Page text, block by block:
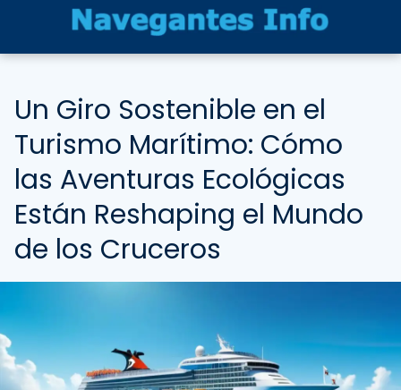
Un Giro Sostenible en el
Turismo Marítimo: Cómo
las Aventuras Ecológicas
Están Reshaping el Mundo
de los Cruceros